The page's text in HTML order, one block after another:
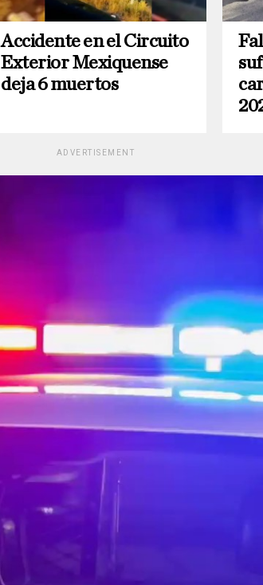
Accidente en el Circuito
Exterior Mexiquense
deja 6 muertos
ADVERTISEMENT